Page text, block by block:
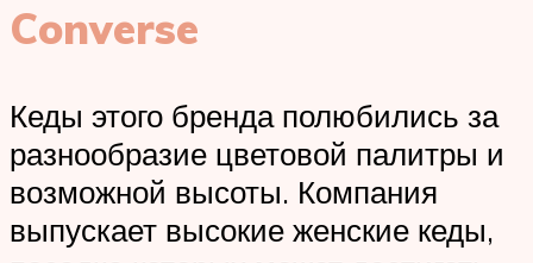
Converse
Кеды этого бренда полюбились за
разнообразие цветовой палитры и
возможной высоты. Компания
выпускает высокие женские кеды,